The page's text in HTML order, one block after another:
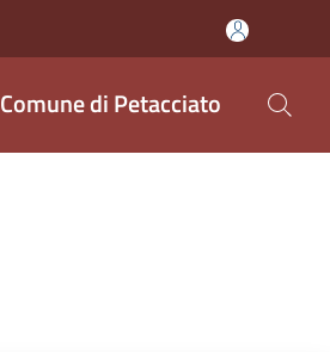
Comune di Petacciato